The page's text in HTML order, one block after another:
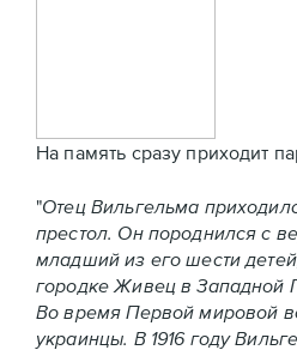
На память сразу приходит
"Отец Вильгельма
престол. Он породнился с
младший из его шести
городке Живец в Западной
Во время Первой мировой
украинцы. В 1916 году